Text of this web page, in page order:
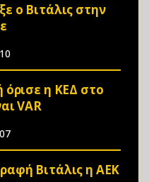
ο Βιτάλις στην
όρισε η ΚΕΔ στο
VAR
Βιτάλις η ΑΕΚ